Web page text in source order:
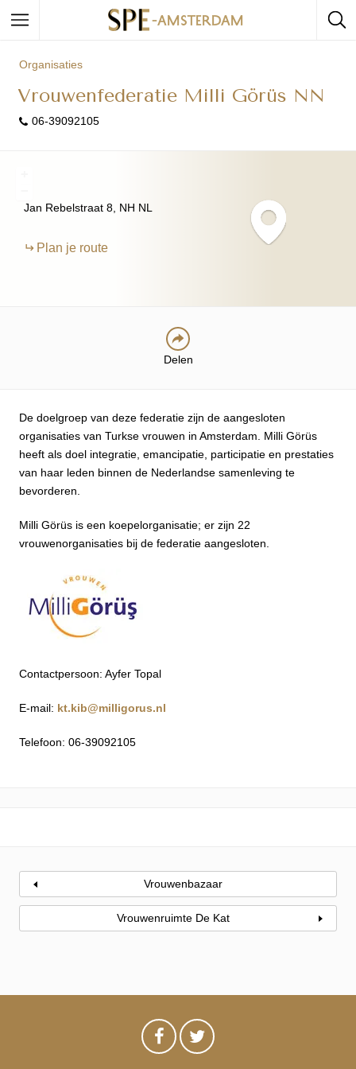
Organisaties
Vrouwenfederatie Milli Görüs NN
06-39092105
Jan Rebelstraat 8 NH NL
Plan je route
Delen
De doelgroep van deze federatie zijn de aangesloten
organisaties van Turkse vrouwen in Amsterdam. Milli Görüs
heeft als doel integratie, emancipatie, participatie en prestaties
van haar leden binnen de Nederlandse samenleving te
bevorderen.
Milli Görüs is een koepelorganisatie; er zijn 22
vrouwenorganisaties bij de federatie aangesloten.
Contactpersoon: Ayfer Topal
E-mail: kt.kib@milligorus.nl
Telefoon: 06-39092105
Vrouwenbazaar
Vrouwenruimte De Kat